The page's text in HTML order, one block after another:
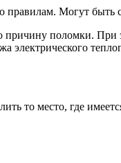
Могут быть
поломки. При
электрического
то место, где